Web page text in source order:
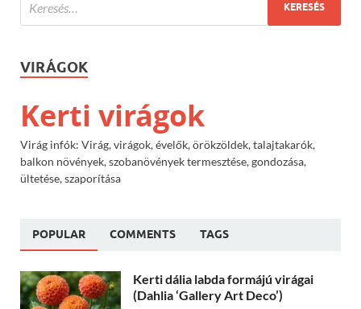
VIRÁGOK
Kerti virágok
Virág infók: Virág, virágok, évelők, örökzöldek, talajtakarók,
balkon növények, szobanövények termesztése, gondozása,
ültetése, szaporítása
POPULAR COMMENTS TAGS
Kerti dália labda formájú virágai
(Dahlia ‘Gallery Art Deco’)